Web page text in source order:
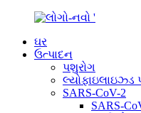
ઘર
ઉત્પાદન
પશુરોગ
લ્યોફાઇલાઇઝ્ડ
SARS-CoV-2
SARS-